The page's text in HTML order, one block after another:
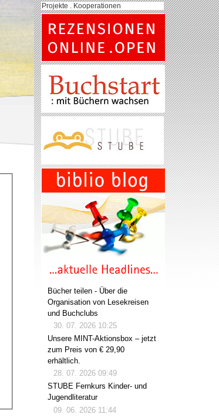
Projekte . Kooperationen
Bücher teilen - Über die
Organisation von Lesekreisen
und Buchclubs
30. 07. 2026 10:25
Unsere MINT-Aktionsbox – jetzt
zum Preis von € 29,90
erhältlich.
28. 07. 2026 09:49
STUBE Fernkurs Kinder- und
Jugendliteratur
09. 06. 2026 11:44